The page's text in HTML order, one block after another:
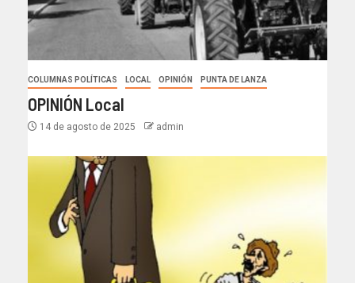
COLUMNAS POLÍTICAS LOCAL OPINIÓN PUNTA DE LANZA
OPINIÓN Local
14 de agosto de 2025 admin